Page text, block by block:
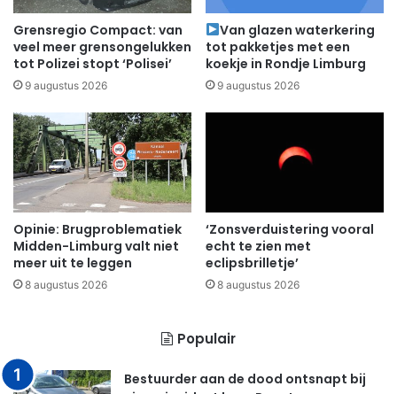
Grensregio Compact: van
veel meer grensongelukken
tot Polizei stopt ‘Polisei’
9 augustus 2026
Van glazen waterkering
tot pakketjes met een
koekje in Rondje Limburg
9 augustus 2026
Opinie: Brugproblematiek
Midden-Limburg valt niet
meer uit te leggen
8 augustus 2026
‘Zonsverduistering vooral
echt te zien met
eclipsbrilletje’
8 augustus 2026
Populair
Bestuurder aan de dood ontsnapt bij